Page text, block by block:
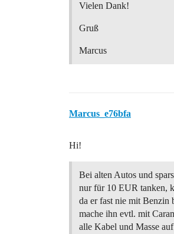
Vielen Dank!
Gruß
Marcus
Marcus_e76bfa
Hi!
Bei alten Autos und
nur für 10 EUR tanken,
da er fast nie mit Benzin
mache ihn evtl. mit
alle Kabel und Masse